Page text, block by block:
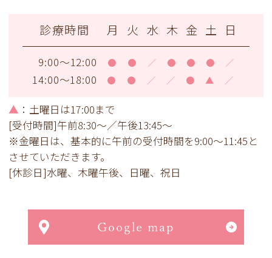
診療時間 月 火 水 木 金 土 日
9:00～12:00 ● ● ／ ● ● ● ／
14:00～18:00 ● ● ／ ／ ● ▲ ／
▲ ：土曜日は17:00まで
[受付時間]午前8:30～／午後13:45～
※金曜日は、基本的に午前の受付時間を9:00～11:45と
させていただきます。
[休診日]水曜、木曜午後、日曜、祝日
Google map